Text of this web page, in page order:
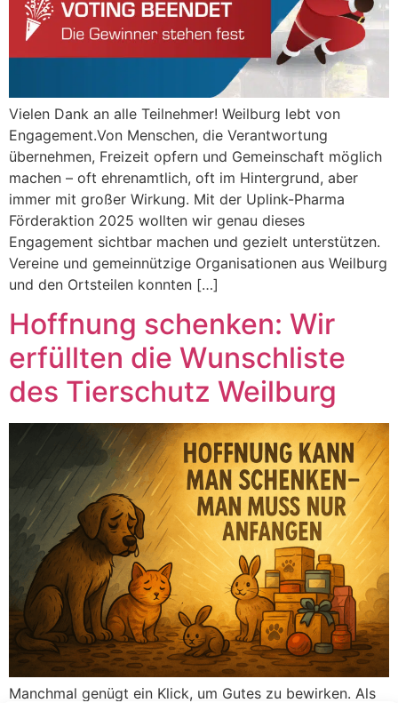
Vielen Dank an alle Teilnehmer! Weilburg lebt von
Engagement.Von Menschen, die Verantwortung
übernehmen, Freizeit opfern und Gemeinschaft möglich
machen – oft ehrenamtlich, oft im Hintergrund, aber
immer mit großer Wirkung. Mit der Uplink-Pharma
Förderaktion 2025 wollten wir genau dieses
Engagement sichtbar machen und gezielt unterstützen.
Vereine und gemeinnützige Organisationen aus Weilburg
und den Ortsteilen konnten […]
Hoffnung schenken: Wir
erfüllten die Wunschliste
des Tierschutz Weilburg
Manchmal genügt ein Klick, um Gutes zu bewirken. Als